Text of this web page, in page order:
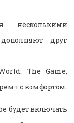
несколькими
друг
The Game,
с комфортом.
будет включать